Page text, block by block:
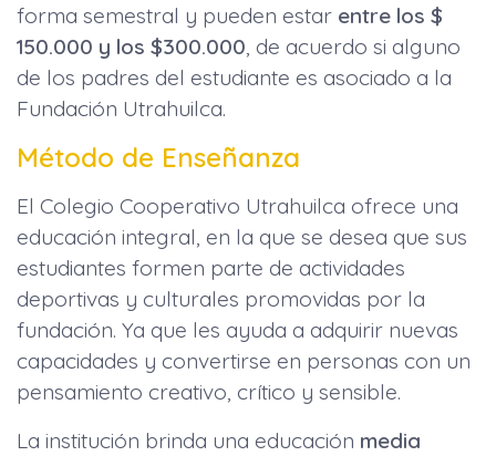
forma semestral y pueden estar entre los $
150.000 y los $300.000 , de acuerdo si alguno
de los padres del estudiante es asociado a la
Fundación Utrahuilca.
Método de Enseñanza
El Colegio Cooperativo Utrahuilca ofrece una
educación integral, en la que se desea que sus
estudiantes formen parte de actividades
deportivas y culturales promovidas por la
fundación. Ya que les ayuda a adquirir nuevas
capacidades y convertirse en personas con un
pensamiento creativo, crítico y sensible.
La institución brinda una educación media